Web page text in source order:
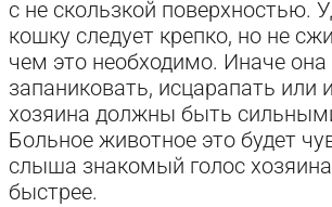
с не скользкой поверхностью.
кошку следует крепко, но не
чем это необходимо. Иначе
запаниковать, исцарапать или
хозяина должны быть
Больное животное это будет
слыша знакомый голос
быстрее.